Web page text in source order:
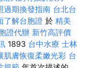
過期換發指南 台北台
了解台胞證 於 精美
證代辦 新竹高評價
1893 台中水療 士林
肌膚恢復柔嫩光彩 台